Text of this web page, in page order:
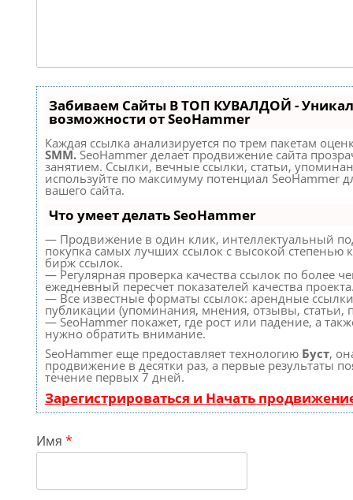
Забиваем Сайты В ТОП КУВАЛДОЙ -
возможности от SeoHammer
Каждая ссылка анализируется по трем пакетам
SMM.SeoHammer делает продвижение сайта
занятием. Ссылки, вечные ссылки, статьи,
используйте по максимуму потенциал SeoHammer
вашего сайта.
Что умеет делать SeoHammer
— Продвижение в один клик, интеллектуальный
покупка самых лучших ссылок с высокой степенью
бирж ссылок.
— Регулярная проверка качества ссылок по более
ежедневный пересчет показателей качества
— Все известные форматы ссылок: арендные
публикации (упоминания, мнения, отзывы, статьи,
— SeoHammer покажет, где рост или падение, а
нужно обратить внимание.
SeoHammer еще предоставляет технологию Буст,
продвижение в десятки раз, а первые результаты
течение первых 7 дней.
Зарегистрироваться и Начать
Имя *